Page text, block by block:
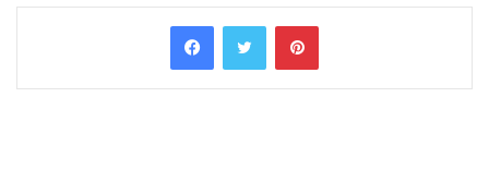
FacebookTwitter Pinterest